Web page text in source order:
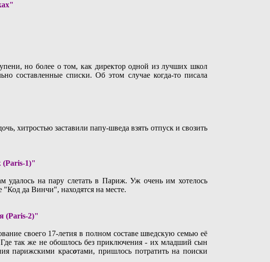
но более о том, как директор одной из лучших школ
составленные списки. Об этом случае когда-то писала
хитростью заставили папу-шведа взять отпуск и свозить
1)"
на пару слетать в Париж. Уж очень им хотелось
да Винчи", находятся на месте.
(Paris-2)"
своего 17-летия в полном составе шведскую семью её
так же не обошлось без приключения - их младший сын
парижскими красотами, пришлось потратить на поиски